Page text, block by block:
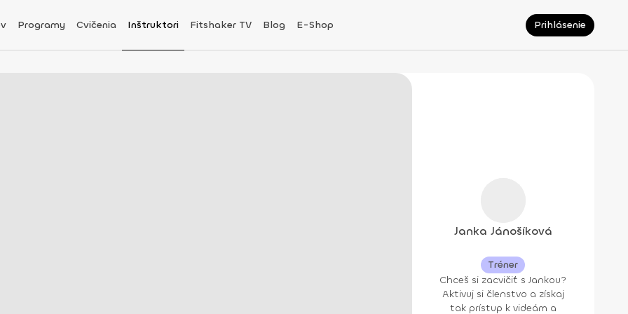
Programy Cvičenia Inštruktori Fitshaker TV Blog E-Shop Prihlásenie
Janka Jánošíková
Tréner
Chceš si zacvičiť s Jankou?
Aktivuj si členstvo a získaj
tak prístup k videám a